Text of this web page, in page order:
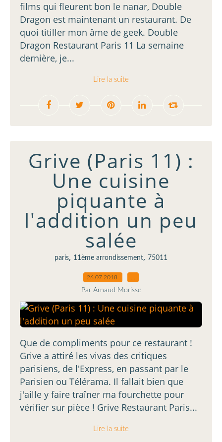
films qui fleurent bon le nanar, Double
Dragon est maintenant un restaurant. De
quoi titiller mon âme de geek. Double
Dragon Restaurant Paris 11 La semaine
dernière, je...
Lire la suite
Grive (Paris 11) :
Une cuisine
piquante à
l'addition un peu
salée
paris, 11ème arrondissement, 75011
26.07.2018
Par Arnaud Morisse
Que de compliments pour ce restaurant !
Grive a attiré les vivas des critiques
parisiens, de l'Express, en passant par le
Parisien ou Télérama. Il fallait bien que
j'aille y faire traîner ma fourchette pour
vérifier sur pièce ! Grive Restaurant Paris...
Lire la suite